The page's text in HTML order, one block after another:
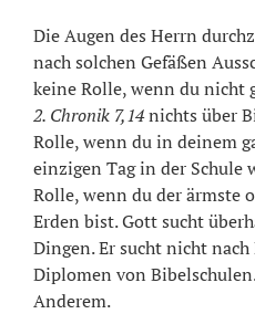
Die Augen des Herrn
nach solchen Gefäßen
keine Rolle, wenn du nicht
2. Chronik 7,14nichts über
Rolle, wenn du in deinem
einzigen Tag in der Schule
Rolle, wenn du der ärmste
Erden bist. Gott sucht
Dingen. Er sucht nicht
Diplomen von
Anderem.